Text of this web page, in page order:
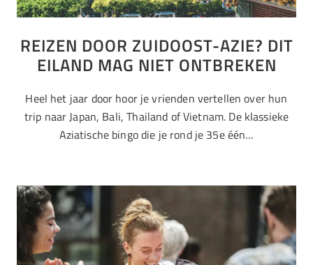
REIZEN DOOR ZUIDOOST-AZIE? DIT
EILAND MAG NIET ONTBREKEN
Heel het jaar door hoor je vrienden vertellen over hun
trip naar Japan, Bali, Thailand of Vietnam. De klassieke
Aziatische bingo die je rond je 35e één…